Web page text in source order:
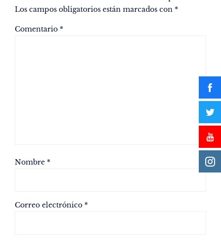
Los campos obligatorios están marcados con *
Comentario *
Nombre *
Correo electrónico *